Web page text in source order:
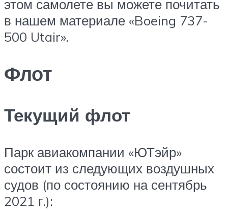
этом самолете вы можете почитать
в нашем материале «Boeing 737-
500 Utair».
Флот
Текущий флот
Парк авиакомпании «ЮТэйр»
состоит из следующих воздушных
судов (по состоянию на сентябрь
2021 г.):